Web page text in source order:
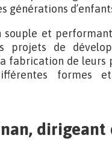
et
projets de
fabrication de leurs
formes
dirigeant